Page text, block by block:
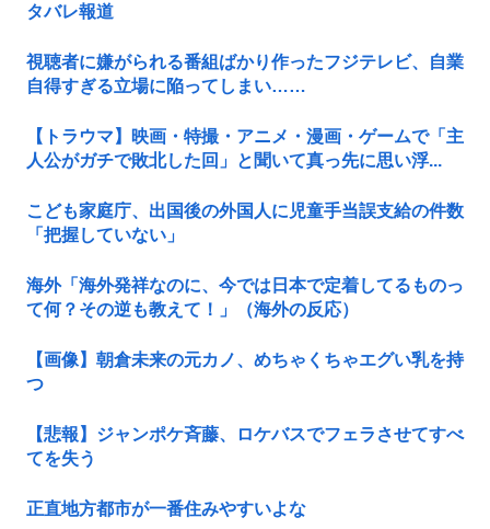
タバレ報道
視聴者に嫌がられる番組ばかり作ったフジテレビ、自業
自得すぎる立場に陥ってしまい……
【トラウマ】映画・特撮・アニメ・漫画・ゲームで「主
人公がガチで敗北した回」と聞いて真っ先に思い浮...
こども家庭庁、出国後の外国人に児童手当誤支給の件数
「把握していない」
海外「海外発祥なのに、今では日本で定着してるものっ
て何？その逆も教えて！」（海外の反応）
【画像】朝倉未来の元カノ、めちゃくちゃエグい乳を持
つ
【悲報】ジャンポケ斉藤、ロケバスでフェラさせてすべ
てを失う
正直地方都市が一番住みやすいよな